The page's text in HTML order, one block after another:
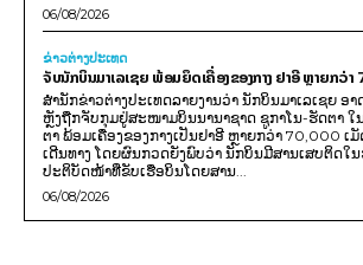
06/08/2026
ຂ່າວຕ່າງປະເທດ
ຈັບນັກບິນມາເລເຊຍ ພ້ອມຍຶດເຄື່ອງຂອງກາງ ຢາອີ ຫຼາຍກວ່າ
ສຳນັກຂ່າວຕ່າງປະເທດລາຍງານວ່າ ນັກບິນມາເລເຊຍ ອ
ຫຼັງຖືກຈັບກຸມຢູ່ສະໜາມບິນນານາຊາດ ຊູກາໂນ-ຮັດຕາ ໃ
ຕາ ພ້ອມເຄື່ອງຂອງກາງເປັນຢາອີ ຫຼາຍກວ່າ 70,000 ເມັ
ເດີນທາງ ໂດຍຜົນກວດຍັງພົບວ່າ ນັກບິນມີສານເສບຕິດໃ
ປະຕິບັດໜ້າທີ່ຂັບເຮືອບິນໂດຍສານ...
06/08/2026